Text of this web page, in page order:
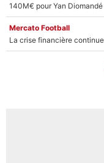
Mercato Football